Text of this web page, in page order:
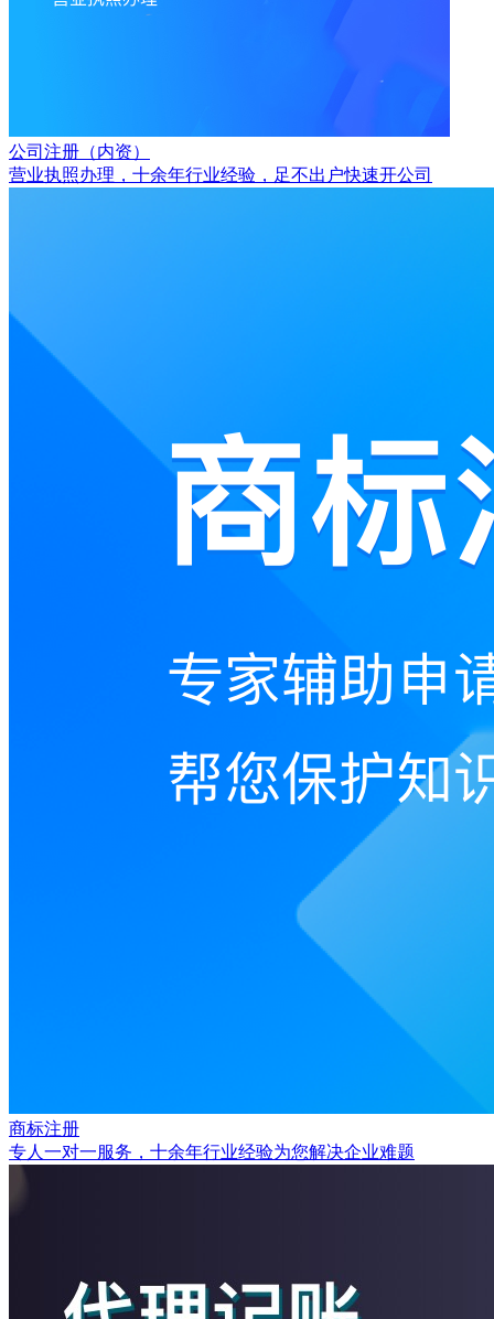
公司注册（内资）
营业执照办理，十余年行业经验，足不出户快速开公司
商标注册
专人一对一服务，十余年行业经验为您解决企业难题